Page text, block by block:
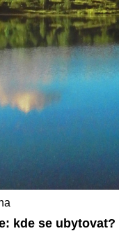
kde se ubytovat?